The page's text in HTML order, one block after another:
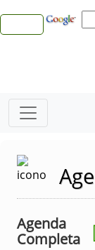
Agenda
Completa